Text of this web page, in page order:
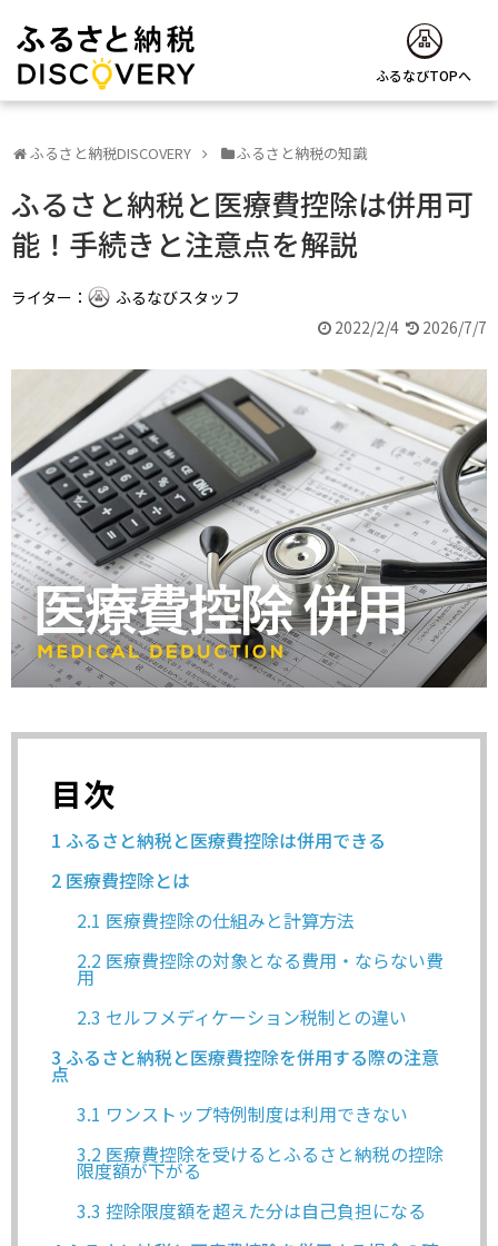
ふるなびTOPへ
ふるさと納税DISCOVERY ふるさと納税の知識
ふるさと納税と医療費控除は併用可
能！手続きと注意点を解説
ライター：
ふるなびスタッフ
2022/2/4
2026/7/7
目次
1 ふるさと納税と医療費控除は併用できる
2 医療費控除とは
2.1 医療費控除の仕組みと計算方法
2.2 医療費控除の対象となる費用・ならない費
用
2.3 セルフメディケーション税制との違い
3 ふるさと納税と医療費控除を併用する際の注意
点
3.1 ワンストップ特例制度は利用できない
3.2 医療費控除を受けるとふるさと納税の控除
限度額が下がる
3.3 控除限度額を超えた分は自己負担になる